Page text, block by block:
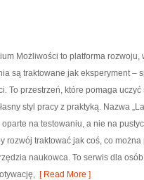
Możliwości to platforma
są traktowane jak eksperyment –
To przestrzeń, które pomaga
styl pracy z praktyką. Nazwa
na testowaniu, a nie na
rozwój traktować jak coś, co
naukowca. To serwis dla
[ Read More ]